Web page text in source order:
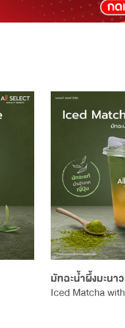
มัทฉะน้ำผึ้งมะนาว
Iced Matcha